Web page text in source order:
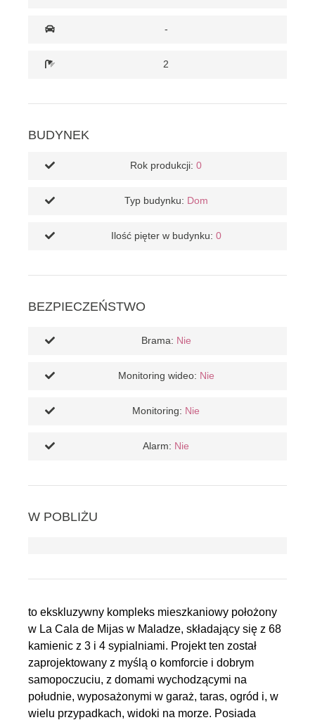
-
2
BUDYNEK
Rok produkcji: 0
Typ budynku: Dom
Ilość pięter w budynku: 0
BEZPIECZEŃSTWO
Brama: Nie
Monitoring wideo: Nie
Monitoring: Nie
Alarm: Nie
W POBLIŻU
to ekskluzywny kompleks mieszkaniowy położony
w La Cala de Mijas w Maladze, składający się z 68
kamienic z 3 i 4 sypialniami. Projekt ten został
zaprojektowany z myślą o komforcie i dobrym
samopoczuciu, z domami wychodzącymi na
południe, wyposażonymi w garaż, taras, ogród i, w
wielu przypadkach, widoki na morze. Posiada